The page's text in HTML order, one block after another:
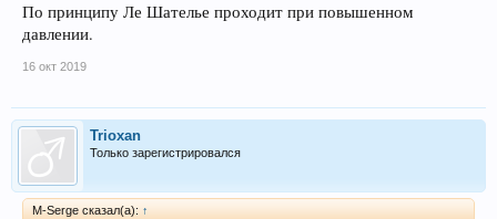
По принципу Ле Шателье проходит при повышенном
давлении.
16 окт 2019
Trioxan
Только зарегистрировался
M-Serge сказал(а): ↑